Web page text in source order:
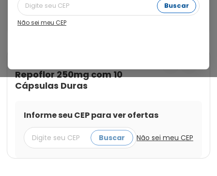
Buscar
Não sei meu CEP
biológica e também como auxiliar no tratamento da
diarreia causada pelo Clostridium difficile, em
decorrência do uso de antibióticos e quimioterápicos.
Repoflor 250mg com 10
Cápsulas Duras
Informe seu CEP para ver ofertas
Buscar Não sei meu CEP